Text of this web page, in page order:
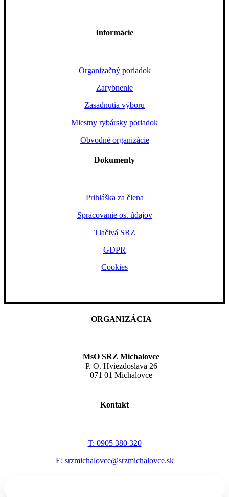
Informácie
Organizačný poriadok
Zarybnenie
Zasadnutia výboru
Miestny rybársky poriadok
Obvodné organizácie
Dokumenty
Prihláška za člena
Spracovanie os. údajov
Tlačivá SRZ
GDPR
Cookies
ORGANIZÁCIA
MsO SRZ Michalovce
P. O. Hviezdoslava 26
071 01 Michalovce
Kontakt
T: 0905 380 320
E: srzmichalovce@srzmichalovce.sk